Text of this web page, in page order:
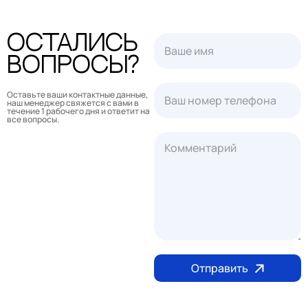
Остались
вопросы?
Оставьте ваши контактные данные,
наш менеджер свяжется с вами в
течение 1 рабочего дня и ответит на
все вопросы.
Отправить